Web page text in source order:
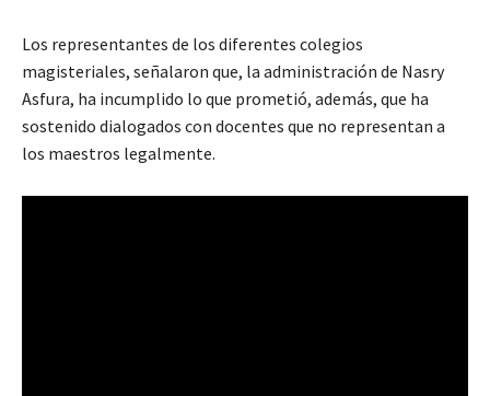
Los representantes de los diferentes colegios
magisteriales, señalaron que, la administración de Nasry
Asfura, ha incumplido lo que prometió, además, que ha
sostenido dialogados con docentes que no representan a
los maestros legalmente.